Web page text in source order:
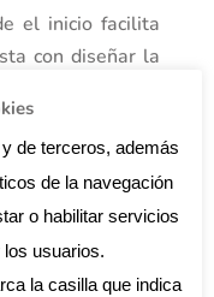
el inicio facilita
con diseñar la
horarios de
y medios
o cambiar su
tienen una
de terceros, además
de la navegación
o habilitar servicios
usuarios.
la casilla que indica